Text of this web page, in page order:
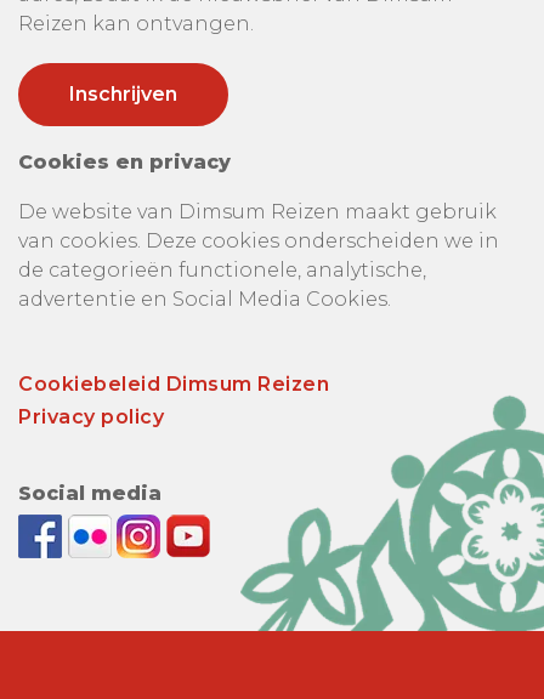
Reizen kan ontvangen.
Cookies en privacy
De website van Dimsum Reizen maakt gebruik
van cookies. Deze cookies onderscheiden we in
de categorieën functionele, analytische,
advertentie en Social Media Cookies.
Cookiebeleid Dimsum Reizen
Privacy policy
Social media